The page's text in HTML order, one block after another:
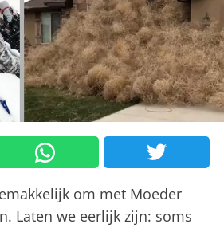
om met Moeder
Laten we eerlijk zijn: soms